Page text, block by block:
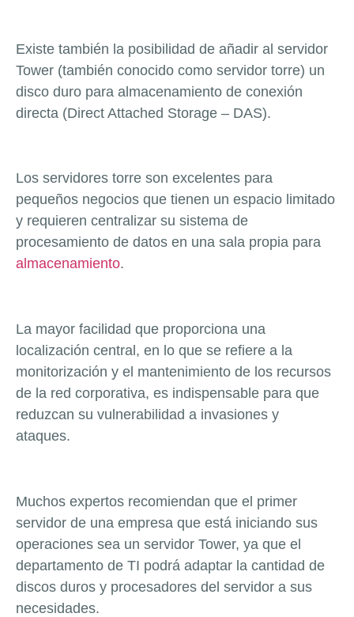
Existe también la posibilidad de añadir al servidor
Tower (también conocido como servidor torre) un
disco duro para almacenamiento de conexión
directa (Direct Attached Storage – DAS).
Los servidores torre son excelentes para
pequeños negocios que tienen un espacio limitado
y requieren centralizar su sistema de
procesamiento de datos en una sala propia para
almacenamiento.
La mayor facilidad que proporciona una
localización central, en lo que se refiere a la
monitorización y el mantenimiento de los recursos
de la red corporativa, es indispensable para que
reduzcan su vulnerabilidad a invasiones y
ataques.
Muchos expertos recomiendan que el primer
servidor de una empresa que está iniciando sus
operaciones sea un servidor Tower, ya que el
departamento de TI podrá adaptar la cantidad de
discos duros y procesadores del servidor a sus
necesidades.